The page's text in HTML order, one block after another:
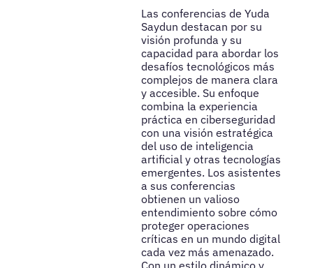
Las conferencias de Yuda
Saydun destacan por su
visión profunda y su
capacidad para abordar los
desafíos tecnológicos más
complejos de manera clara
y accesible. Su enfoque
combina la experiencia
práctica en ciberseguridad
con una visión estratégica
del uso de inteligencia
artificial y otras tecnologías
emergentes. Los asistentes
a sus conferencias
obtienen un valioso
entendimiento sobre cómo
proteger operaciones
críticas en un mundo digital
cada vez más amenazado.
Con un estilo dinámico y